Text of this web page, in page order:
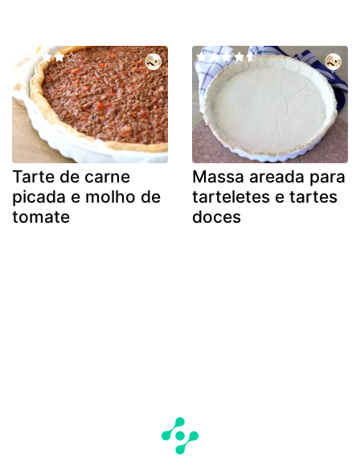
Tarte de carne
picada e molho de
tomate
Massa areada para
tarteletes e tartes
doces